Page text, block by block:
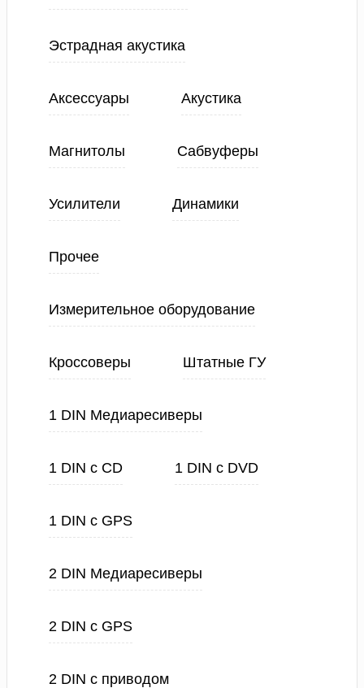
Эстрадная акустика
Аксессуары Акустика
Магнитолы Сабвуферы
Усилители Динамики
Прочее
Измерительное оборудование
Кроссоверы Штатные ГУ
1 DIN Медиаресиверы
1 DIN с CD 1 DIN с DVD
1 DIN с GPS
2 DIN Медиаресиверы
2 DIN с GPS
2 DIN с приводом